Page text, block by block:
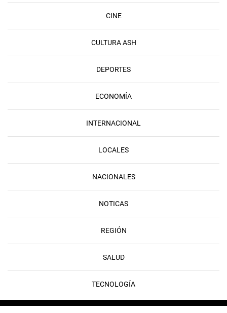
CINE
CULTURA ASH
DEPORTES
ECONOMÍA
INTERNACIONAL
LOCALES
NACIONALES
NOTICAS
REGIÓN
SALUD
TECNOLOGÍA